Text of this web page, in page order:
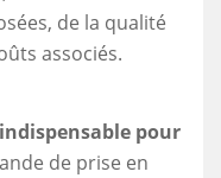
de la qualité
associés.
pour
de prise en